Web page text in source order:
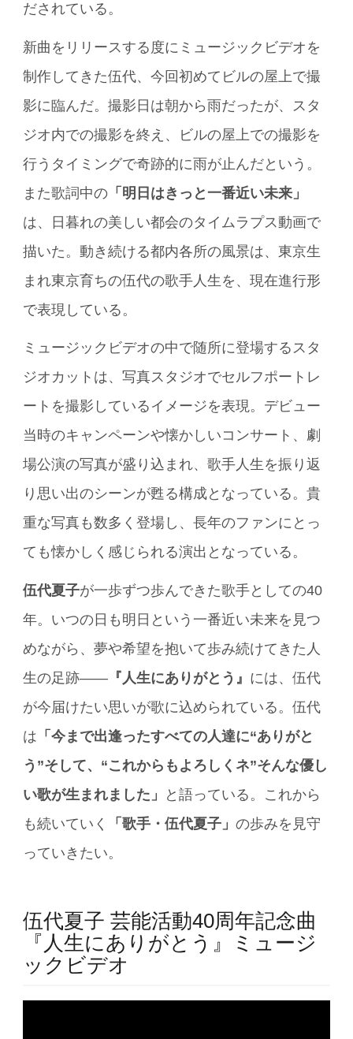
だされている。
新曲をリリースする度にミュージックビデオを
制作してきた伍代、今回初めてビルの屋上で撮
影に臨んだ。撮影日は朝から雨だったが、スタ
ジオ内での撮影を終え、ビルの屋上での撮影を
行うタイミングで奇跡的に雨が止んだという。
また歌詞中の 「明日はきっと一番近い未来」
は、日暮れの美しい都会のタイムラプス動画で
描いた。動き続ける都内各所の風景は、東京生
まれ東京育ちの伍代の歌手人生を、現在進行形
で表現している。
ミュージックビデオの中で随所に登場するスタ
ジオカットは、写真スタジオでセルフポートレ
ートを撮影しているイメージを表現。デビュー
当時のキャンペーンや懐かしいコンサート、劇
場公演の写真が盛り込まれ、歌手人生を振り返
り思い出のシーンが甦る構成となっている。貴
重な写真も数多く登場し、長年のファンにとっ
ても懐かしく感じられる演出となっている。
伍代夏子が一歩ずつ歩んできた歌手としての40
年。いつの日も明日という一番近い未来を見つ
めながら、夢や希望を抱いて歩み続けてきた人
生の足跡—— 『人生にありがとう』 には、伍代
が今届けたい思いが歌に込められている。伍代
は 「今まで出逢ったすべての人達に“ありがと
う”そして、“これからもよろしくネ”そんな優し
い歌が生まれました」
と語っている。これから
も続いていく
「歌手・伍代夏子」の歩みを見守
っていきたい。
伍代夏子 芸能活動40周年記念曲
『人生にありがとう』ミュージ
ックビデオ